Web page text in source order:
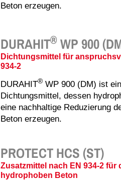
> VORMIOL®
Beton erzeugen.
DURAHIT® WP 900
Dichtungsmittel für
934-2
DURAHIT® WP 900 (DM) ist
Dichtungsmittel, dessen
eine nachhaltige Reduzierung
Beton erzeugen.
PROTECT HCS (ST)
Zusatzmittel nach EN 934-2 für
hydrophoben Beton